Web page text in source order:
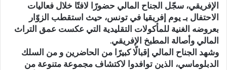
الإفريقي، سجّل الجناح المالي حضورًا لافتًا خلال فعاليات
الاحتفال بـ يوم إفريقيا في تونس، حيث استقطب الزوّار
بعروضه الغنية للمأكولات التقليدية التي عكست عمق التراث
المالي وأصالة المطبخ الإفريقي.
وشهد الجناح المالي إقبالًا كبيرًا من الحاضرين و من السلك
الدبلوماسي، الذين توافدوا لاكتشاف مجموعة متنوعة من